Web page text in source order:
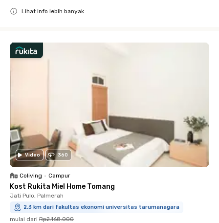
Lihat info lebih banyak
Video 360
Coliving • Campur
Kost Rukita Miel Home Tomang
Jati Pulo, Palmerah
2.3 km dari fakultas ekonomi universitas tarumanagara
mulai dari Rp2.168.000